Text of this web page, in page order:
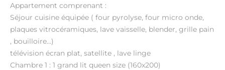
Appartement comprenant :
Séjour cuisine équipée ( four pyrolyse, four micro onde,
plaques vitrocéramiques, lave vaisselle, blender, grille pain
, bouilloire...)
télévision écran plat, satellite , lave linge
Chambre 1 : 1 grand lit queen size (160x200)